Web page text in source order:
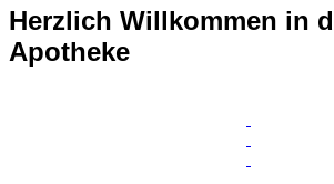
Herzlich Willkommen in
Apotheke